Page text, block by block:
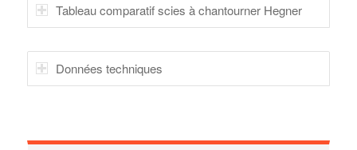
Tableau comparatif scies à chantourner Hegner
Données techniques